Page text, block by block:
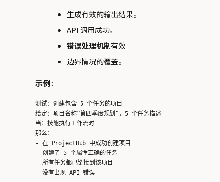
生成有效的输出结果。
API 调用成功。
错误处理机制有效
边界情况的覆盖。
示例：
测试：创建包含 5 个任务的项目
给定：项目名称“第四季度规划”，5 个任务描述
当：技能执行工作流时
那么：
- 在 ProjectHub 中成功创建项目
- 创建了 5 个属性正确的任务
- 所有任务都已链接到该项目